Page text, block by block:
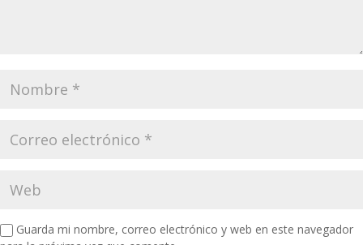
Guarda mi nombre, correo electrónico y web en este navegador